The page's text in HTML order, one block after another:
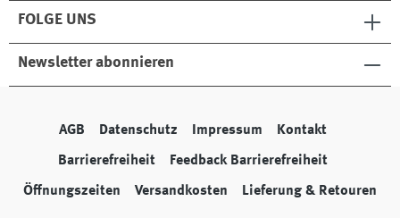
FOLGE UNS
Newsletter abonnieren
AGB Datenschutz Impressum Kontakt
Barrierefreiheit Feedback Barrierefreiheit
Öffnungszeiten Versandkosten Lieferung & Retouren